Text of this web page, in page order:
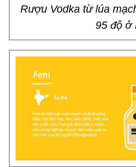
Rượu Vodka từ lúa
95 độ ở